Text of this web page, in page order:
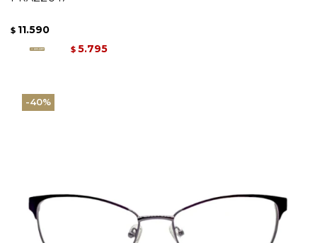
$ 11.590
$ 5.795
40